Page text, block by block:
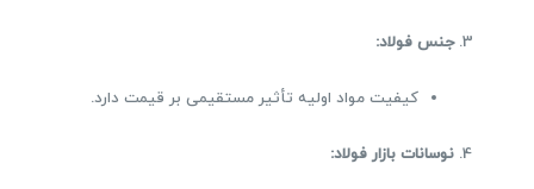
جنس فولاد:
کیفیت مواد اولیه تأثیر مستقیمی بر قیمت دارد.
نوسانات بازار فولاد: